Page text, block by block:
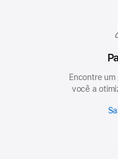
Encontre
você a